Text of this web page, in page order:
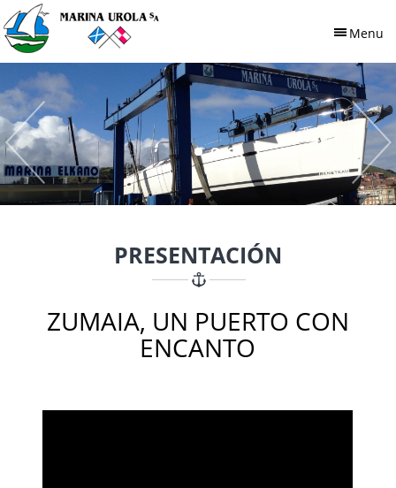
Pasar al contenido principal
Menu
PRESENTACIÓN
ZUMAIA, UN PUERTO CON
ENCANTO